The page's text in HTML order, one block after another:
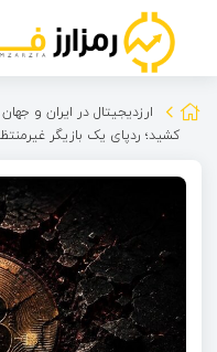
ارزدیجیتال در ایران و جهان
کشید؛ ردپای یک بازیگر